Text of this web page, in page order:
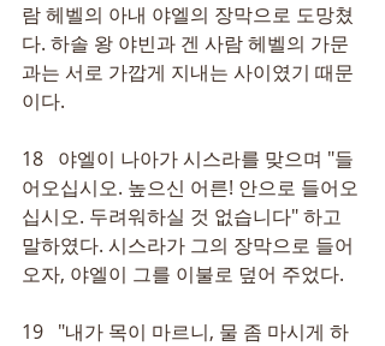
람 헤벨의 아내 야엘의 장막으로 도망쳤
다. 하솔 왕 야빈과 겐 사람 헤벨의 가문
과는 서로 가깝게 지내는 사이였기 때문
이다.
18   야엘이 나아가 시스라를 맞으며 "들
어오십시오. 높으신 어른! 안으로 들어오
십시오. 두려워하실 것 없습니다" 하고
말하였다. 시스라가 그의 장막으로 들어
오자, 야엘이 그를 이불로 덮어 주었다.
19   "내가 목이 마르니, 물 좀 마시게 하